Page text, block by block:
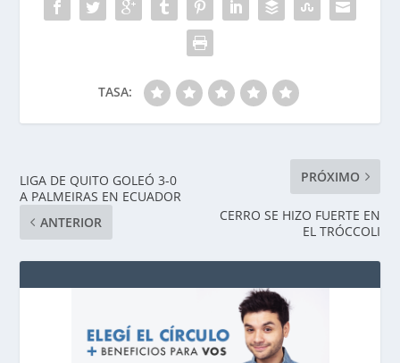
TASA:
LIGA DE QUITO GOLEÓ 3-0
A PALMEIRAS EN ECUADOR
ANTERIOR
PRÓXIMO
CERRO SE HIZO FUERTE EN
EL TRÓCCOLI